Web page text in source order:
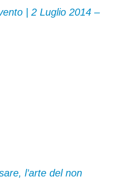
| 2 Luglio 2014 –
l’arte del non